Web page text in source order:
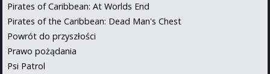
Pirates of Caribbean: At Worlds End
Pirates of the Caribbean: Dead Man's Chest
Powrót do przyszłości
Prawo pożądania
Psi Patrol